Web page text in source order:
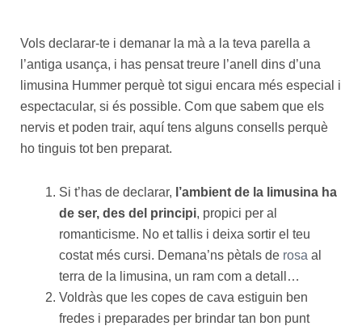
Vols declarar-te i demanar la mà a la teva parella a
l’antiga usança, i has pensat treure l’anell dins d’una
limusina Hummer perquè tot sigui encara més especial i
espectacular, si és possible. Com que sabem que els
nervis et poden trair, aquí tens alguns consells perquè
ho tinguis tot ben preparat.
Si t’has de declarar, l’ambient de la limusina ha
de ser, des del principi, propici per al
romanticisme. No et tallis i deixa sortir el teu
costat més cursi. Demana’ns pètals de rosa al
terra de la limusina, un ram com a detall…
Voldràs que les copes de cava estiguin ben
fredes i preparades per brindar tan bon punt